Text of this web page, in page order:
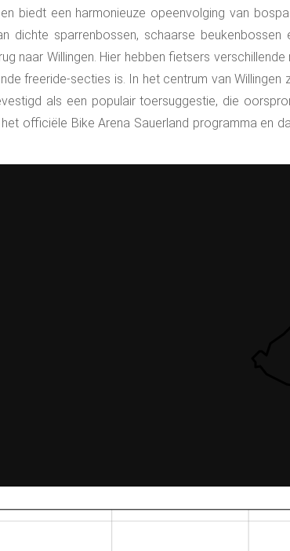
biedt een harmonieuze opeenvolging van
dichte sparrenbossen, schaarse
naar Willingen. Hier hebben fietsers
freeride-secties is. In het centrum van
als een populair toersuggestie, die
officiële Bike Arena Sauerland programma en